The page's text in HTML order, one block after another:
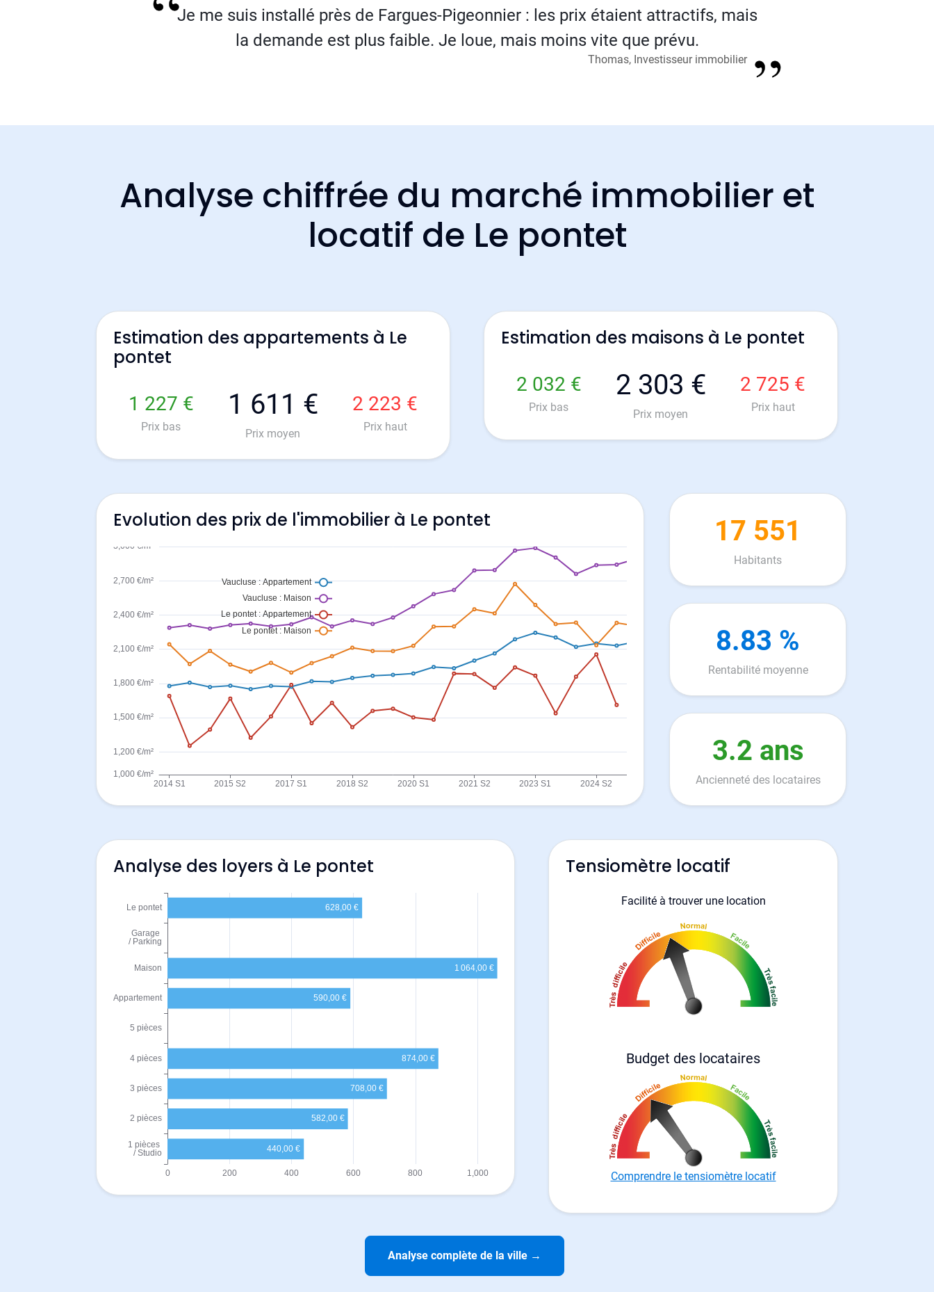
Je me suis installé près de Fargues-Pigeonnier : les prix étaient attractifs, mais
la demande est plus faible. Je loue, mais moins vite que prévu.
Thomas, Investisseur immobilier
Analyse chiffrée du marché immobilier et
locatif de Le pontet
Estimation des appartements à Le
pontet
1 227 €
Prix bas
1 611 €
Prix moyen
2 223 €
Prix haut
Estimation des maisons à Le pontet
2 032 €
Prix bas
2 303 €
Prix moyen
2 725 €
Prix haut
Evolution des prix de l'immobilier à Le pontet 17 551
Habitants
8.83 %
Rentabilité moyenne
3.2 ans
Ancienneté des locataires
Analyse des loyers à Le pontet Tensiomètre locatif
Facilité à trouver une location
Budget des locataires
Comprendre le tensiomètre locatif
Analyse complète de la ville →